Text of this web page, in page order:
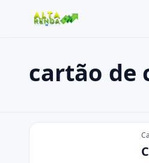
Buscar no site
Pressione Enter para buscar
cartão de
cartão de